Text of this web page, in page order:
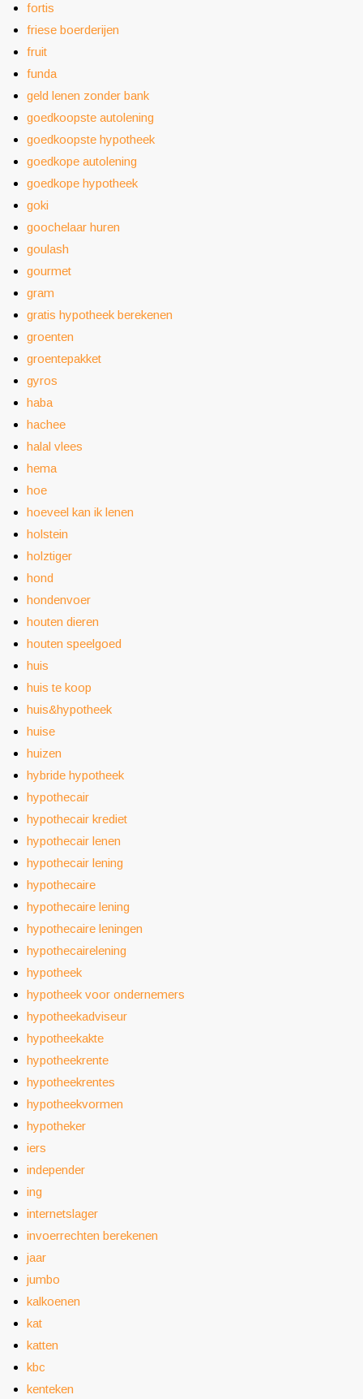
fortis
friese boerderijen
fruit
funda
geld lenen zonder bank
goedkoopste autolening
goedkoopste hypotheek
goedkope autolening
goedkope hypotheek
goki
goochelaar huren
goulash
gourmet
gram
gratis hypotheek berekenen
groenten
groentepakket
gyros
haba
hachee
halal vlees
hema
hoe
hoeveel kan ik lenen
holstein
holztiger
hond
hondenvoer
houten dieren
houten speelgoed
huis
huis te koop
huis&hypotheek
huise
huizen
hybride hypotheek
hypothecair
hypothecair krediet
hypothecair lenen
hypothecair lening
hypothecaire
hypothecaire lening
hypothecaire leningen
hypothecairelening
hypotheek
hypotheek voor ondernemers
hypotheekadviseur
hypotheekakte
hypotheekrente
hypotheekrentes
hypotheekvormen
hypotheker
iers
independer
ing
internetslager
invoerrechten berekenen
jaar
jumbo
kalkoenen
kat
katten
kbc
kenteken